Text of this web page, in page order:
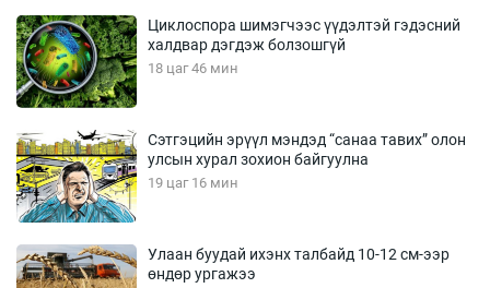
Циклоспора шимэгчээс үүдэлтэй гэдэсний
халдвар дэгдэж болзошгүй
18 цаг 46 мин
Сэтгэцийн эрүүл мэндэд “санаа тавих” олон
улсын хурал зохион байгуулна
19 цаг 16 мин
Улаан буудай ихэнх талбайд 10-12 см-ээр
өндөр ургажээ